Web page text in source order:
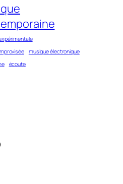
musique électronique
écoute